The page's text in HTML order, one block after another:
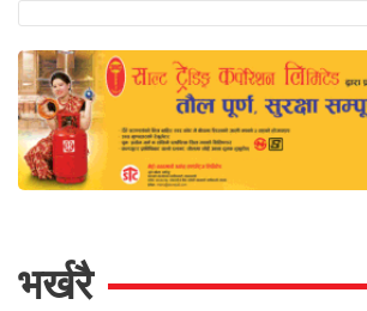
भर्खरै